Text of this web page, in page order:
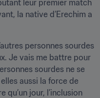
leur premier match
la native d’Erechim a
personnes sourdes
Je vais me battre pour
sourdes ne se
aussi la force de
qu’un jour, l’inclusion